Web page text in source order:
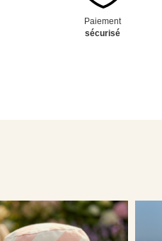
Paiement
sécurisé